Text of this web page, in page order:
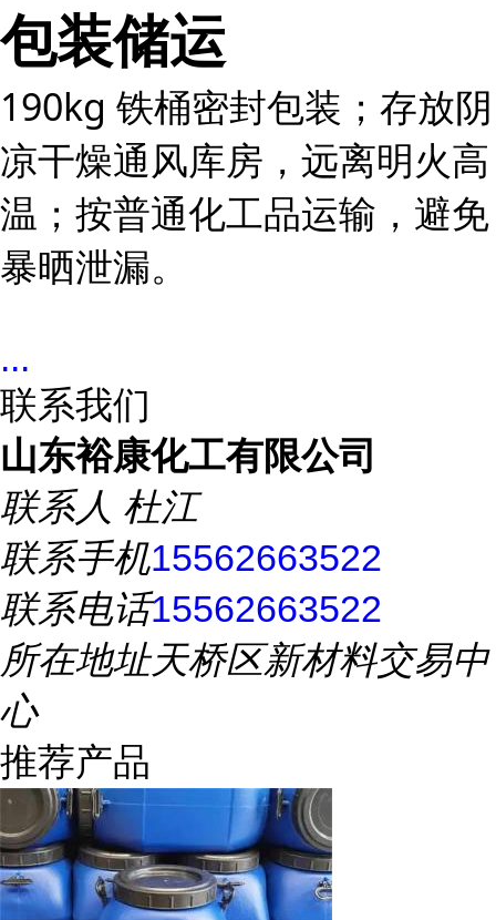
包装储运
190kg 铁桶密封包装；存放阴
凉干燥通风库房，远离明火高
温；按普通化工品运输，避免
暴晒泄漏。
...
联系我们
山东裕康化工有限公司
联系人 杜江
联系手机15562663522
联系电话15562663522
所在地址天桥区新材料交易中
心
推荐产品